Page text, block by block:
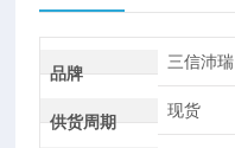
品牌
三信沛瑞
供货周期
现货